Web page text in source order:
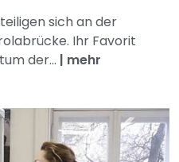
sich an der
Ihr Favorit
der... | mehr